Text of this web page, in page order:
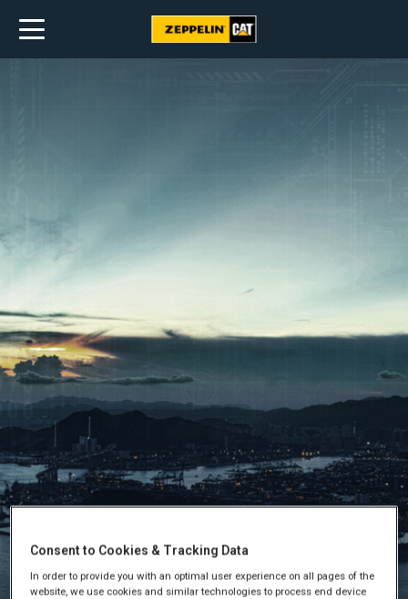
MOTORERS TILSTAND
Consent to Cookies & Tracking Data
In order to provide you with an optimal user experience on all pages of the
website, we use cookies and similar technologies to process end device